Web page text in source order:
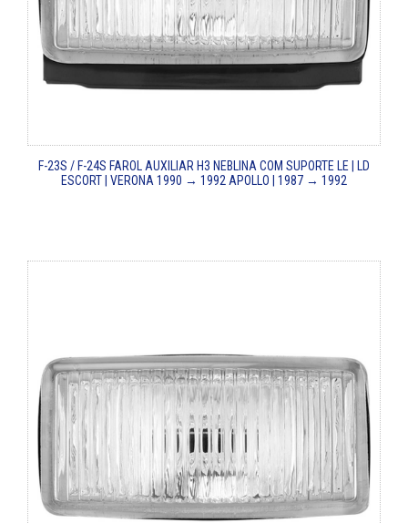
F-23S / F-24S FAROL AUXILIAR H3 NEBLINA COM SUPORTE LE | LD
ESCORT | VERONA 1990 → 1992APOLLO | 1987 → 1992